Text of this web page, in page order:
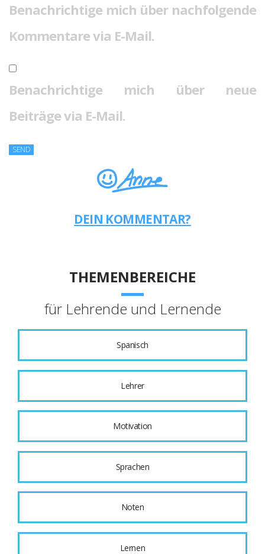
Benachrichtige mich über nachfolgende
Kommentare via E-Mail.
Benachrichtige mich über neue
Beiträge via E-Mail.
DEIN KOMMENTAR?
THEMENBEREICHE
für Lehrende und Lernende
Spanisch
Lehrer
Motivation
Sprachen
Noten
Lernen